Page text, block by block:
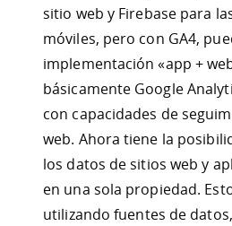
sitio web y Firebase para
móviles, pero con GA4,
implementación «app +
básicamente Google
con capacidades de
web. Ahora tiene la
los datos de sitios web y
en una sola propiedad.
utilizando fuentes de